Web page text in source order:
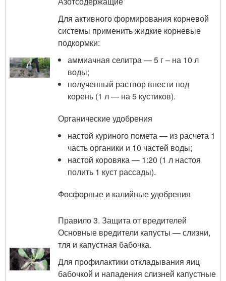
Для активного формирования корневой
системы применить жидкие корневые
подкормки:
аммиачная селитра — 5 г – на 10 л
воды;
полученный раствор внести под
корень (1 л — на 5 кустиков).
Органические удобрения
настой куриного помета — из расчета 1
часть органики и 10 частей воды;
настой коровяка — 1:20 (1 л настоя
полить 1 куст рассады).
Фосфорные и калийные удобрения
Правило 3. Защита от вредителей
Основные вредители капусты — слизни,
тля и капустная бабочка.
Для профилактики откладывания яиц
бабочкой и нападения слизней капустные